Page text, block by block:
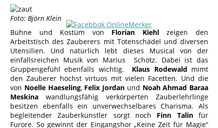
Foto: Björn Klein
Bühne und Kostüm von Florian Kiehlzeigen den
Arbeitstisch des Zauberers mit Totenschädel und diversen
Utensilien. Und natürlich lebt dieses Musical von der
einfallsreichen Musik von Marius Schötz. Dabei ist das
Gruppengefühl ebenfalls wichtig.
Klaus Rodewald mimt
den Zauberer höchst virtuos mit vielen Facetten. Und die
von Noelle Haeseling, Felix Jordan und Noah Ahmad Baraa
Meskina wandlungsfähig verkörperten Zauberlehrlinge
besitzen ebenfalls ein unverwechselbares Charisma. Als
begleitender Zauberkünstler sorgt noch Finn Talinfür
Furore. So gewinnt der Eingangshor „Keine Zeit für Magie“